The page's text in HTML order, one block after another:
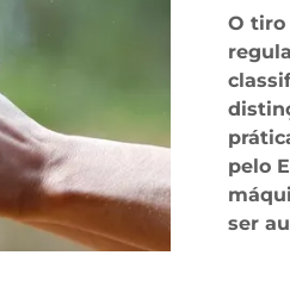
O tiro
pelo
ser